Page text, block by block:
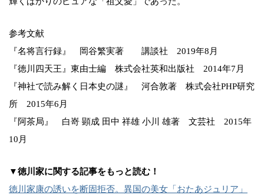
参考文献
『名将言行録』 岡谷繁実著 講談社 2019年8月
『徳川四天王』東由士編 株式会社英和出版社 2014年7月
『神社で読み解く日本史の謎』 河合敦著 株式会社PHP研究
所 2015年6月
『阿茶局』 白嵜 顕成 田中 祥雄 小川 雄著 文芸社 2015年
10月
▼徳川家に関する記事をもっと読む！
徳川家康の誘いを断固拒否。異国の美女「おたあジュリア」